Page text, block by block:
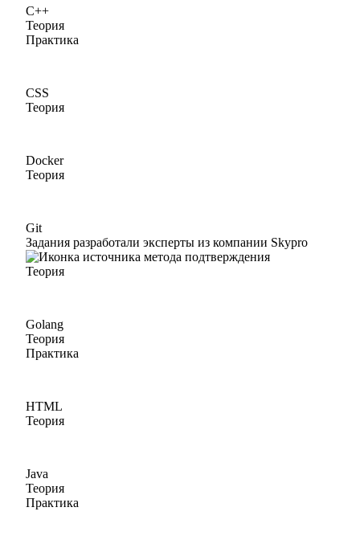
C++
Теория
Практика
CSS
Теория
Docker
Теория
Git
Задания разработали эксперты из компании Skypro
Теория
Golang
Теория
Практика
HTML
Теория
Java
Теория
Практика